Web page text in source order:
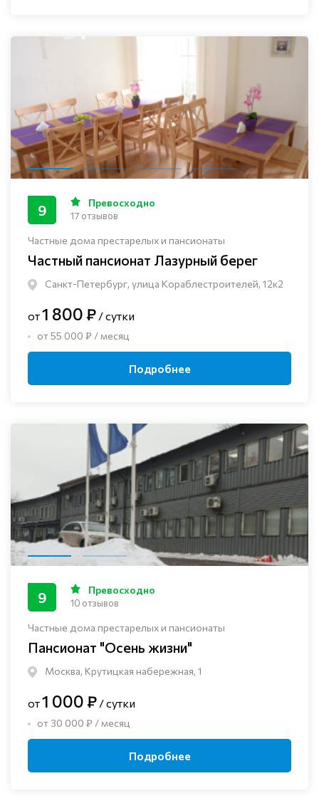
Частные дома престарелых и пансионаты
Частный пансионат Лазурный берег
Санкт-Петербург, улица Кораблестроителей, 12к2
9 Превосходно
17 отзывов
от1 800 ₽ / сутки
от 55 000 ₽ / месяц
Подробнее
Частные дома престарелых и пансионаты
Пансионат "Осень жизни"
Москва, Крутицкая набережная, 1
9 Превосходно
10 отзывов
от1 000 ₽ / сутки
от 30 000 ₽ / месяц
Подробнее